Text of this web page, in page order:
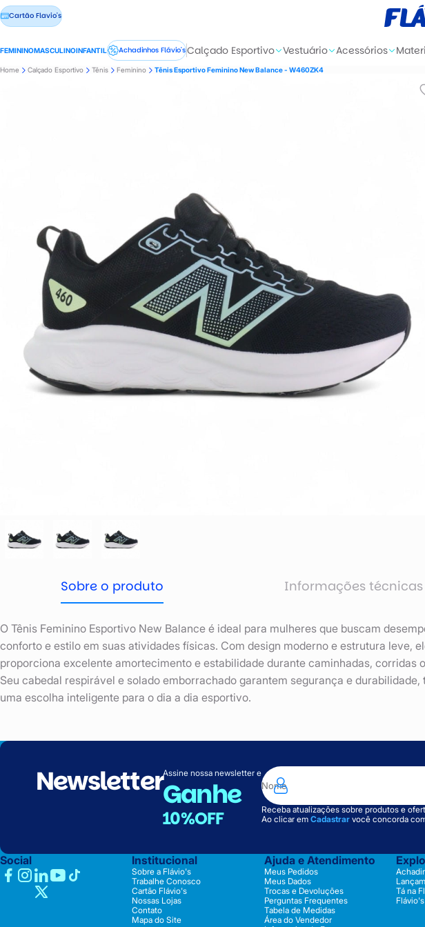
Cartão Flavio's
FEMININOMASCULINOINFANTIL Achadinhos Flávio'sCalçado Esportivo Vestuário Acessórios
Home Calçado Esportivo Tênis Feminino Tênis Esportivo Feminino New Balance - W460ZK4
Sobre o produto Informações técnicas
O Tênis Feminino Esportivo New Balance é ideal para mulheres que buscam
conforto e estilo em suas atividades físicas. Com design moderno e estrutura leve,
proporciona excelente amortecimento e estabilidade durante caminhadas, corridas
Seu cabedal respirável e solado emborrachado garantem segurança e durabilidade,
uma escolha inteligente para o dia a dia esportivo.
NewsletterAssine nossa newsletter e
Ganhe
10%OFF
Receba atualizações sobre produtos e
Ao clicar em Cadastrar você concorda
Social Institucional
Sobre a Flávio's
Trabalhe Conosco
Cartão Flávio's
Nossas Lojas
Contato
Mapa do Site
Ajuda e Atendimento
Meus Pedidos
Meus Dados
Trocas e Devoluções
Perguntas Frequentes
Tabela de Medidas
Área do Vendedor
Tá na